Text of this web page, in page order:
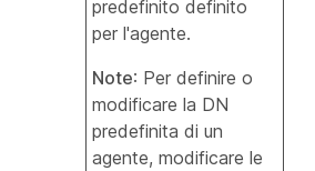
predefinito definito
per l'agente.
Note: Per definire o
modificare la DN
predefinita di un
agente, modificare le